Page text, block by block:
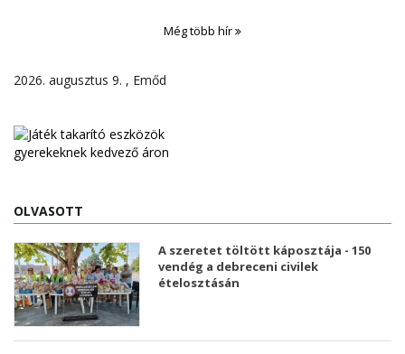
Még több hír
2026. augusztus 9. , Emőd
OLVASOTT
A szeretet töltött káposztája - 150
vendég a debreceni civilek
ételosztásán